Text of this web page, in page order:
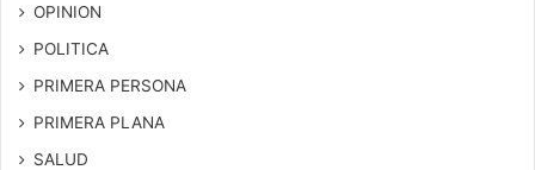
OPINION
POLITICA
PRIMERA PERSONA
PRIMERA PLANA
SALUD